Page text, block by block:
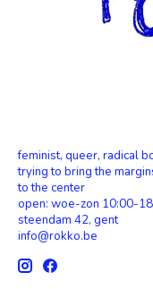
feminist, queer, radical
trying to bring the
to the center
open: woe-zon 10:00-
steendam 42, gent
info@rokko.be